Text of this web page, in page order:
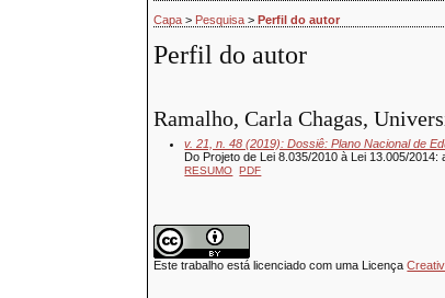
Capa > Pesquisa >Perfil do autor
Perfil do autor
Ramalho, Carla Chagas,
v. 21, n. 48 (2019): Dossiê: Plano Nacional de
Do Projeto de Lei 8.035/2010 à Lei 13.005/
RESUMO PDF
Este trabalho está licenciado com uma Licença